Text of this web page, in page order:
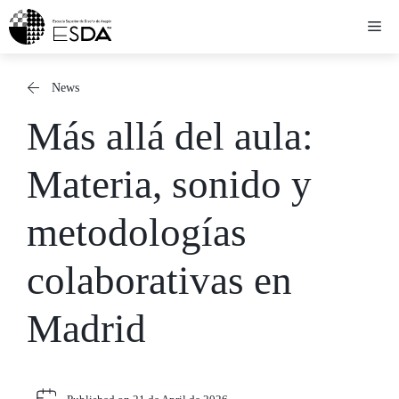
Skip
to
News
Más allá del aula:
Materia, sonido y
metodologías
colaborativas en
Madrid